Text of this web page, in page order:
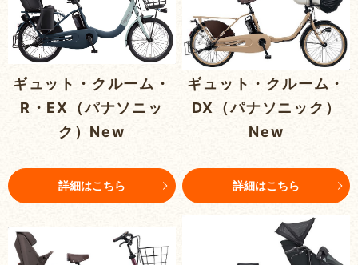
ギュット・クルーム・
R・EX（パナソニッ
ク）New
詳細はこちら
ギュット・クルーム・
DX（パナソニック）
New
詳細はこちら